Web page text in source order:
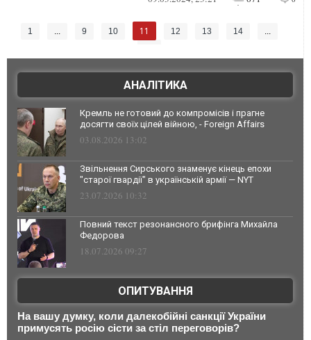
1 ... 9 10 11 12 13 14
...
АНАЛІТИКА
Кремль не готовий до компромісів і прагне
досягти своїх цілей війною, - Foreign Affairs
03.08.2026 13:02
Звільнення Сирського знаменує кінець епохи
"старої гвардії" в українській армії — NYT
23.07.2026 10:32
Повний текст резонансного брифінга Михайла
Федорова
18.07.2026 09:27
ОПИТУВАННЯ
На вашу думку, коли далекобійні санкції України
примусять росію сісти за стіл переговорів?